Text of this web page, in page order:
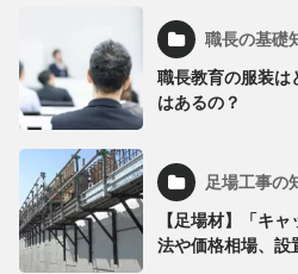
職長の基礎
職長教育の服装は
はあるの？
足場工事の
【足場材】「キ
法や価格相場、設